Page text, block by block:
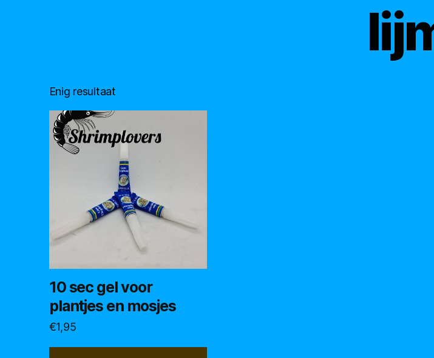
Enig resultaat
10 sec gel voor
plantjes en mosjes
€1,95